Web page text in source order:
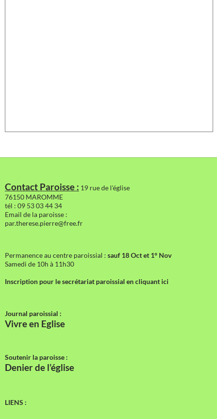
Contact Paroisse : 19 rue de l'église
76150 MAROMME
tél : 09 53 03 44 34
Email de la paroisse :
par.therese.pierre@free.fr
Permanence au centre paroissial : sauf 18 Oct et 1° Nov
Samedi de 10h à 11h30
Inscription pour le secrétariat paroissial en cliquant ici
Journal paroissial :
Vivre en Eglise
Soutenir la paroisse :
Denier de l’église
LIENS :